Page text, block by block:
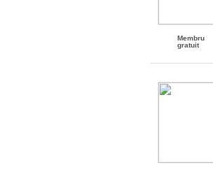
Membru
gratuit